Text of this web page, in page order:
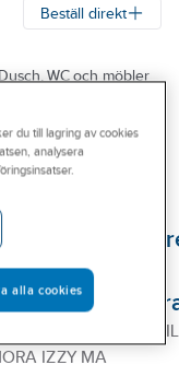
Beställ direkt
WC och möbler
till
Izzy C+/
Izzy F+,
INSATS D=40
IZZY MA
du till lagring av cookies
analysera
alla cookies